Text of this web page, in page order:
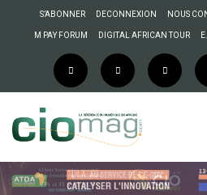
S’ABONNER DECONNEXION NOUS
M PAY FORUM DIGITAL AFRICAN TOUR